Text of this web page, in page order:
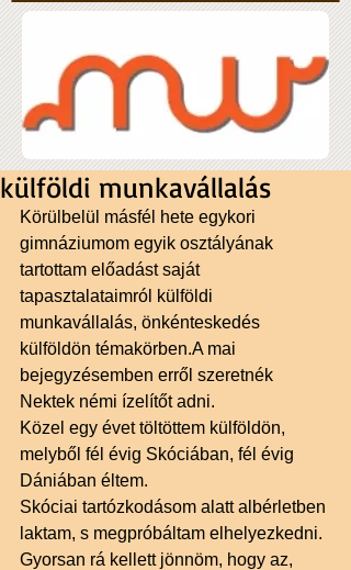
külföldi munkavállalás
Körülbelül másfél hete egykori
gimnáziumom egyik osztályának
tartottam előadást saját
tapasztalataimról külföldi
munkavállalás, önkénteskedés
külföldön témakörben.A mai
bejegyzésemben erről szeretnék
Nektek némi ízelítőt adni.
Közel egy évet töltöttem külföldön,
melyből fél évig Skóciában, fél évig
Dániában éltem.
Skóciai tartózkodásom alatt albérletben
laktam, s megpróbáltam elhelyezkedni.
Gyorsan rá kellett jönnöm, hogy az,